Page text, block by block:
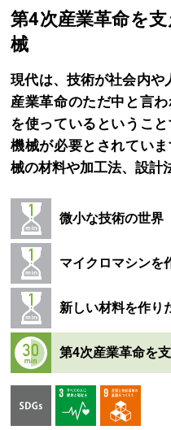
第4次産業革命を
械
現代は、技術が社会内や
産業革命のただ中と言
を使っているというこ
機械が必要とされてい
械の材料や加工法、設計
微小な技術の世界
マイクロマシンを
新しい材料を作り
第4次産業革命を